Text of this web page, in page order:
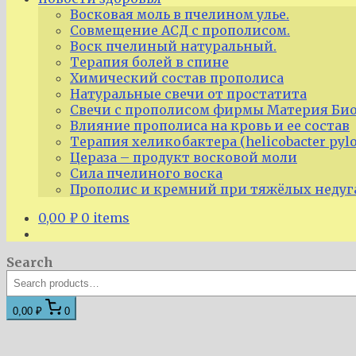
Восковая моль в пчелином улье.
Совмещение АСД с прополисом.
Воск пчелиный натуральный.
Терапия болей в спине
Химический состав прополиса
Натуральные свечи от простатита
Свечи с прополисом фирмы Материя
Влияние прополиса на кровь и ее состав
Терапия хеликобактера (helicobacter
Цераза – продукт восковой моли
Сила пчелиного воска
Прополис и кремний при тяжёлых
0,00 ₽ 0 items
Search
0,00 ₽ 0